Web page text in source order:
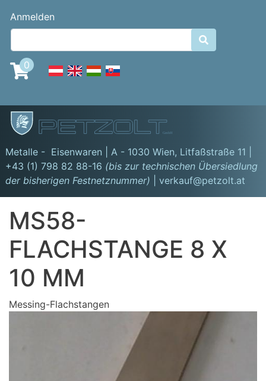
Benutzermenü
Anmelden

0
GmbH
Metalle - Eisenwaren | A - 1030 Wien, Litfaßstraße 11
+43 (1) 798 82 88-16 (bis zur technischen Übersiedlung
der bisherigen Festnetznummer)
| verkauf@petzolt.at
MS58-
FLACHSTANGE 8 X
10 MM
Messing-Flachstangen